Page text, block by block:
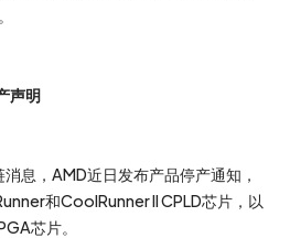
声明
息，AMD近日发布产品停产通知，
和CoolRunner II CPLD芯片，以
芯片。